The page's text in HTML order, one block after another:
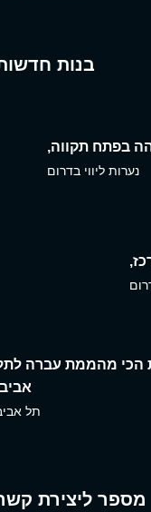
בנות
בפתח תקווה,
נערות ליווי בדרום
הכי מהממת עברה
תל
מספר ליצירת